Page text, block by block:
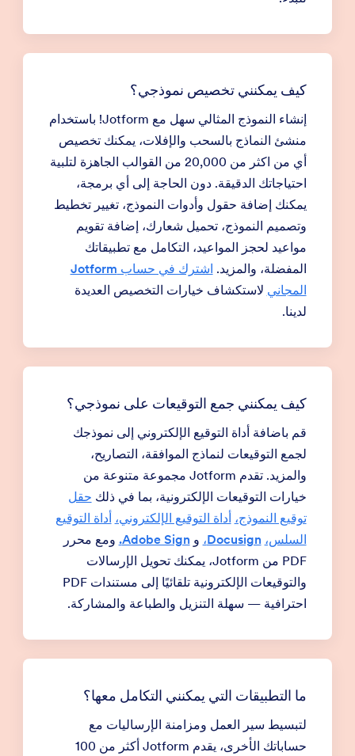
كيف يمكنني تخصيص نموذجي؟
إنشاء النموذج المثالي سهل مع Jotform! باستخدام
منشئ النماذج بالسحب والإفلات، يمكنك تخصيص
أي من اكثر من 20,000 من القوالب الجاهزة لتلبية
احتياجاتك الدقيقة. دون الحاجة إلى أي برمجة،
يمكنك إضافة حقول وأدوات النموذج، تغيير تخطيط
وتصميم النموذج، تحميل شعارك، إضافة تقويم
مواعيد لحجز المواعيد، التكامل مع تطبيقاتك
المفضلة، والمزيد.
اشترك في حساب Jotform
المجاني لاستكشاف خيارات التخصيص العديدة
لدينا.
كيف يمكنني جمع التوقيعات على نموذجي؟
قم باضافة أداة التوقيع الإلكتروني إلى نموذجك
لجمع التوقيعات لنماذج الموافقة، التصاريح،
والمزيد. تقدم Jotform مجموعة متنوعة من
خيارات التوقيعات الإلكترونية، بما في ذلك حقل
توقيع النموذج، أداة التوقيع الإلكتروني، أداة التوقيع
السلس، Docusign، و Adobe Sign. ومع محرر
PDF من Jotform، يمكنك تحويل الإرسالات
والتوقيعات الإلكترونية تلقائيًا إلى مستندات PDF
احترافية — سهلة التنزيل والطباعة والمشاركة.
ما التطبيقات التي يمكنني التكامل معها؟
لتبسيط سير العمل ومزامنة الإرساليات مع
حساباتك الأخرى، يقدم Jotform أكثر من 100